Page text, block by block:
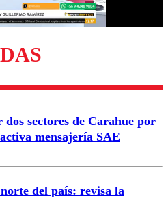
dos sectores de Carahue por
mensajería SAE
del país: revisa la